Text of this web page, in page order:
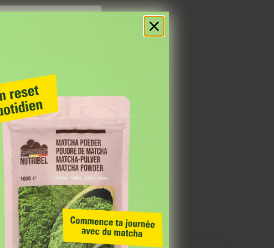
à notre
événements et